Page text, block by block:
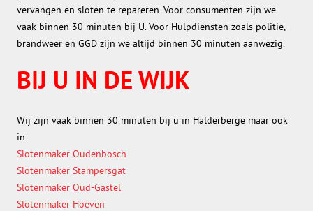
vervangen en sloten te repareren. Voor consumenten zijn we
vaak binnen 30 minuten bij U. Voor Hulpdiensten zoals politie,
brandweer en GGD zijn we altijd binnen 30 minuten aanwezig.
BIJ U IN DE WIJK
Wij zijn vaak binnen 30 minuten bij u in Halderberge maar ook
in:
Slotenmaker Oudenbosch
Slotenmaker Stampersgat
Slotenmaker Oud-Gastel
Slotenmaker Hoeven